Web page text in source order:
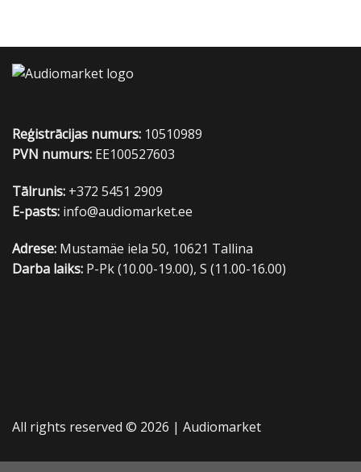
Reģistrācijas numurs: 10510989
PVN numurs: EE100527603
Tālrunis: +372 5451 2909
E-pasts: info@audiomarket.ee
Adrese: Mustamäe iela 50, 10621 Tallina
Darba laiks: P-Pk (10.00-19.00), S (11.00-16.00)
All rights reserved © 2026 | Audiomarket